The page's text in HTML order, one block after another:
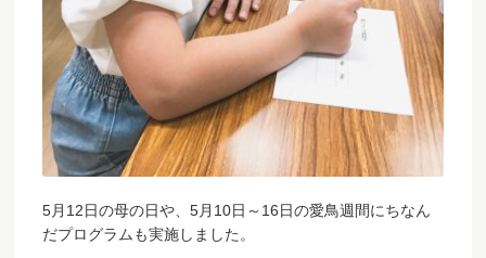
5月12日の母の日や、5月10日～16日の愛鳥週間にちなん
だプログラムも実施しました。